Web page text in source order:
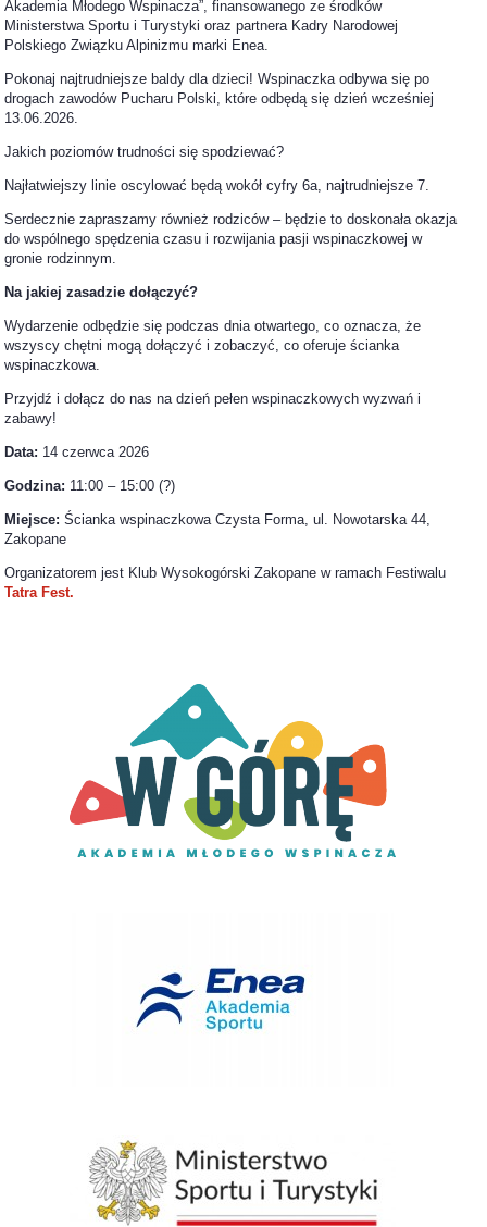
Akademia Młodego Wspinacza”, finansowanego ze środków
Ministerstwa Sportu i Turystyki oraz partnera Kadry Narodowej
Polskiego Związku Alpinizmu marki Enea.
Pokonaj najtrudniejsze baldy dla dzieci! Wspinaczka odbywa się po
drogach zawodów Pucharu Polski, które odbędą się dzień wcześniej
13.06.2026.
Jakich poziomów trudności się spodziewać?
Najłatwiejszy linie oscylować będą wokół cyfry 6a, najtrudniejsze 7.
Serdecznie zapraszamy również rodziców – będzie to doskonała okazja
do wspólnego spędzenia czasu i rozwijania pasji wspinaczkowej w
gronie rodzinnym.
Na jakiej zasadzie dołączyć?
Wydarzenie odbędzie się podczas dnia otwartego, co oznacza, że
wszyscy chętni mogą dołączyć i zobaczyć, co oferuje ścianka
wspinaczkowa.
Przyjdź i dołącz do nas na dzień pełen wspinaczkowych wyzwań i
zabawy!
Data: 14 czerwca 2026
Godzina: 11:00 – 15:00 (?)
Miejsce:Ścianka wspinaczkowa Czysta Forma, ul. Nowotarska 44,
Zakopane
Organizatorem jest Klub Wysokogórski Zakopane w ramach Festiwalu
Tatra Fest.